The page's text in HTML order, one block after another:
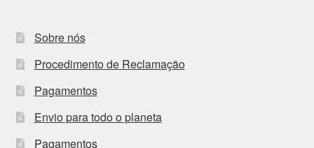
Sobre nós
Procedimento de Reclamação
Pagamentos
Envio para todo o planeta
Pagamentos